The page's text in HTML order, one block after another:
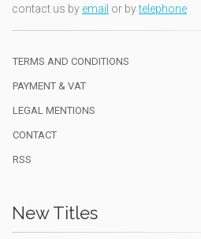
contact us by email or bytelephone
TERMS AND CONDITIONS
PAYMENT & VAT
LEGAL MENTIONS
CONTACT
RSS
New Titles